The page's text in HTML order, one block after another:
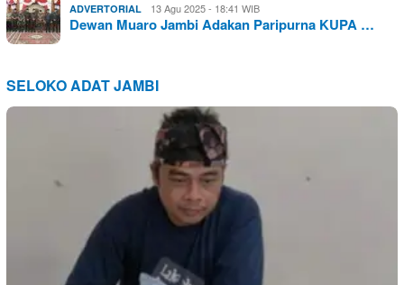
ADVERTORIAL 13 Agu 2025 - 18:41 WIB
Dewan Muaro Jambi Adakan Paripurna KUPA …
SELOKO ADAT JAMBI